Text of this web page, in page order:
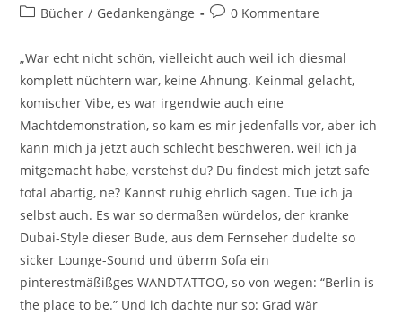
Bücher / Gedankengänge 0 Kommentare
„War echt nicht schön, vielleicht auch weil ich diesmal
komplett nüchtern war, keine Ahnung. Keinmal gelacht,
komischer Vibe, es war irgendwie auch eine
Machtdemonstration, so kam es mir jedenfalls vor, aber ich
kann mich ja jetzt auch schlecht beschweren, weil ich ja
mitgemacht habe, verstehst du? Du findest mich jetzt safe
total abartig, ne? Kannst ruhig ehrlich sagen. Tue ich ja
selbst auch. Es war so dermaßen würdelos, der kranke
Dubai-Style dieser Bude, aus dem Fernseher dudelte so
sicker Lounge-Sound und überm Sofa ein
pinterestmäßißges WANDTATTOO, so von wegen: “Berlin is
the place to be.” Und ich dachte nur so: Grad wär